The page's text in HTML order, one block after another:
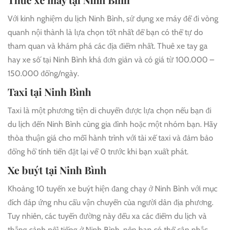
Với kinh nghiệm du lịch Ninh Bình, sử dụng xe máy để đi vòng
quanh nội thành là lựa chọn tốt nhất để bạn có thể tự do
tham quan và khám phá các địa điểm nhất. Thuê xe tay ga
hay xe số tại Ninh Bình khá đơn giản và có giá từ 100.000 –
150.000 đồng/ngày.
Taxi tại Ninh Bình
Taxi là một phương tiện di chuyển được lựa chọn nếu bạn đi
du lịch đến Ninh Bình cùng gia đình hoặc một nhóm bạn. Hãy
thỏa thuận giá cho mỗi hành trình với tài xế taxi và đảm bảo
đồng hồ tính tiền đặt lại về 0 trước khi bạn xuất phát.
Xe buýt tại Ninh Bình
Khoảng 10 tuyến xe buýt hiện đang chạy ở Ninh Bình với mục
đích đáp ứng nhu cầu vận chuyển của người dân địa phương.
Tuy nhiên, các tuyến đường này đều xa các điểm du lịch và